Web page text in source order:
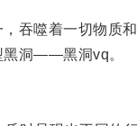
噬着一切物质和
洞——黑洞vq。